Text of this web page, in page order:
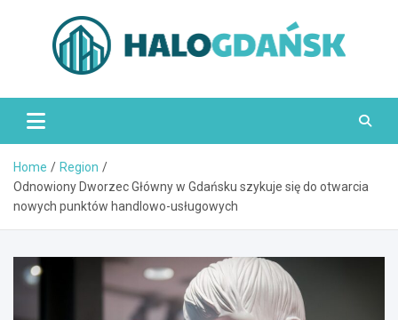
HaloGdańsk.pl
Home
Region
Odnowiony Dworzec Główny w Gdańsku szykuje się do otwarcia
nowych punktów handlowo-usługowych